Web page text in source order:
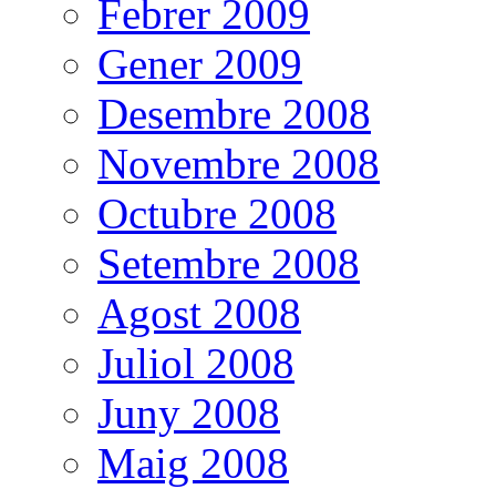
Febrer 2009
Gener 2009
Desembre 2008
Novembre 2008
Octubre 2008
Setembre 2008
Agost 2008
Juliol 2008
Juny 2008
Maig 2008